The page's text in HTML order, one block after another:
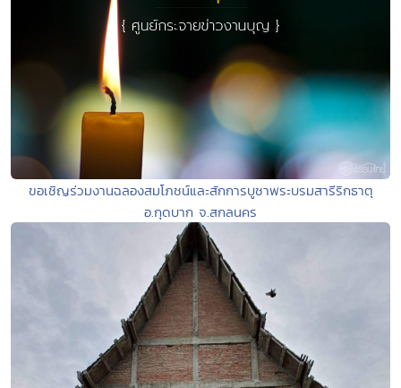
ขอเชิญร่วมงานฉลองสมโภชน์และสักการบูชาพระบรมสารีริกธาตุ
อ.กุดบาก จ.สกลนคร